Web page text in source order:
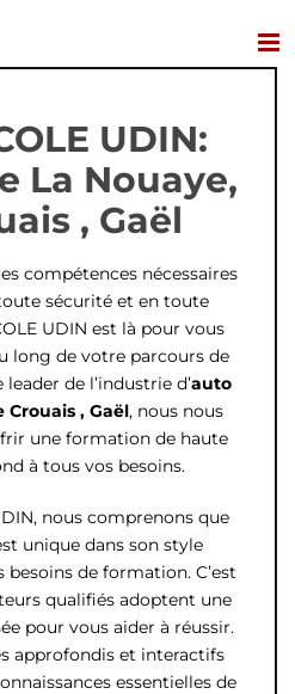
UDIN:
La Nouaye,
, Gaël
compétences nécessaires
sécurité et en toute
UDIN est là pour vous
long de votre parcours de
de l’industrie d’auto
Crouais , Gaël, nous nous
une formation de haute
à tous vos besoins.
nous comprenons que
unique dans son style
besoins de formation. C’est
qualifiés adoptent une
pour vous aider à réussir.
approfondis et interactifs
essentielles de